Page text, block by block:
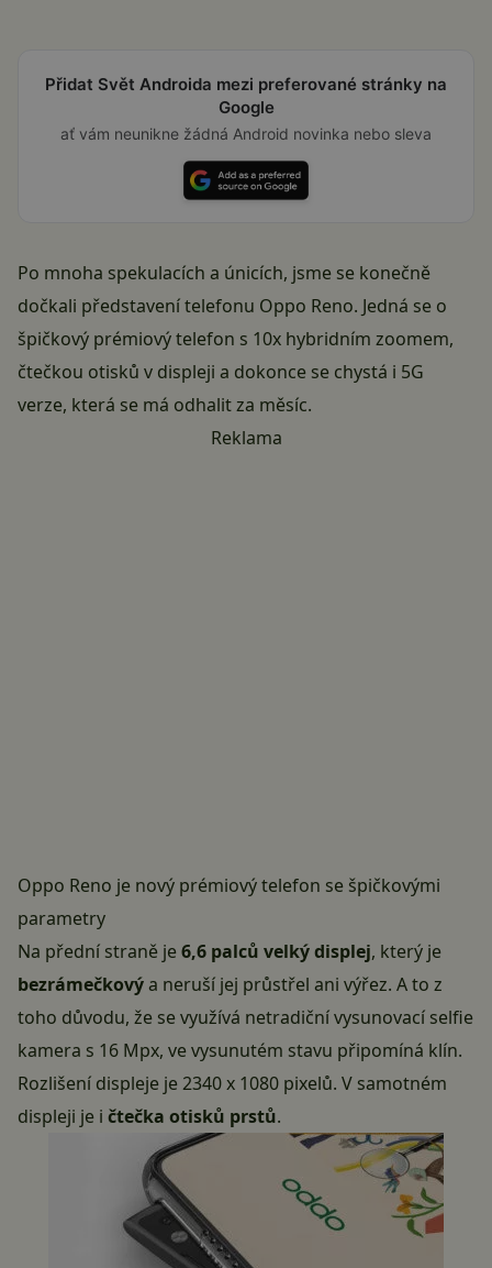
Přidat Svět Androida mezi preferované stránky na
Google
ať vám neunikne žádná Android novinka nebo sleva
Po mnoha spekulacích a únicích, jsme se konečně
dočkali představení telefonu Oppo Reno. Jedná se o
špičkový prémiový telefon s 10x hybridním zoomem,
čtečkou otisků v displeji a dokonce se chystá i 5G
verze, která se má odhalit za měsíc.
Reklama
Oppo Reno je nový prémiový telefon se špičkovými
parametry
Na přední straně je6,6 palců velký displej, který je
bezrámečkovýa neruší jej průstřel ani výřez. A to z
toho důvodu, že se využívá netradiční vysunovací selfie
kamera s 16 Mpx, ve vysunutém stavu připomíná klín.
Rozlišení displeje je 2340 x 1080 pixelů. V samotném
displeji je i čtečka otisků prstů.